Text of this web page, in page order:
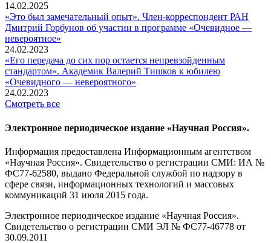
14.02.2025
«Это был замечательный опыт». Член-корреспондент РАН
Дмитрий Горбунов об участии в программе «Очевидное —
невероятное»
24.02.2023
«Его передача до сих пор остается непревзойденным
стандартом». Академик Валерий Тишков к юбилею
«Очевидного — невероятного»
24.02.2023
Смотреть все
Электронное периодическое издание «Научная Россия».
Информация предоставлена Информационным агентством
«Научная Россия». Свидетельство о регистрации СМИ: ИА №
ФС77-62580, выдано Федеральной службой по надзору в
сфере связи, информационных технологий и массовых
коммуникаций 31 июля 2015 года.
Электронное периодическое издание «Научная Россия».
Свидетельство о регистрации СМИ ЭЛ № ФС77-46778 от
30.09.2011